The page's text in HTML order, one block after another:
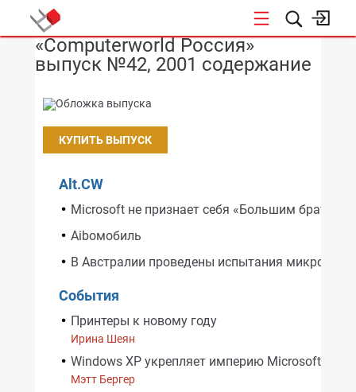
«Computerworld Россия»
выпуск №42, 2001 содержание
КУПИТЬ ВЫПУСК
Alt.CW
Microsoft не признает себя «Большим братом»
Aiboмобиль
В Австралии проведены испытания
События
Принтеры к новому году
Ирина Шеян
Windows XP укрепляет империю Microsoft
Мэтт Бергер